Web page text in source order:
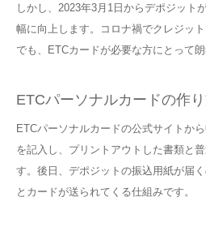
しかし、2023年3月1日からデポジット
幅に向上します。コロナ禍でクレジッ
でも、ETCカードが必要な方にとって朗
ETCパーソナルカードの作
ETCパーソナルカードの公式サイトか
を記入し、プリントアウトした書類と
す。後日、デポジットの振込用紙が届
とカードが送られてくる仕組みです。